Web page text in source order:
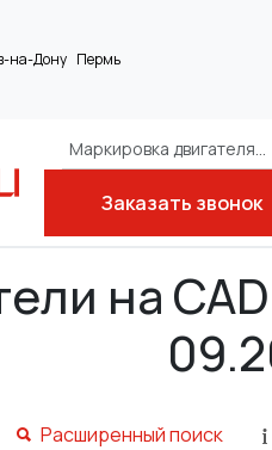
на-Дону Пермь
Маркировка двигателя...
Заказать звонок
на
Расширенный поиск